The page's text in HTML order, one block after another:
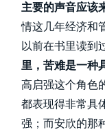
主要的声音应该
情这几年经济和
以前在书里读到
里，苦难是一种
高启强这个角色
都表现得非常具
强；而安欣的那